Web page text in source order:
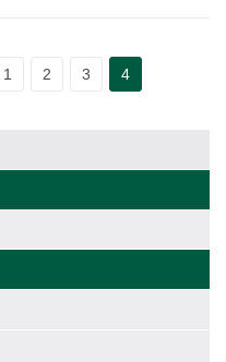
1 2 3 4